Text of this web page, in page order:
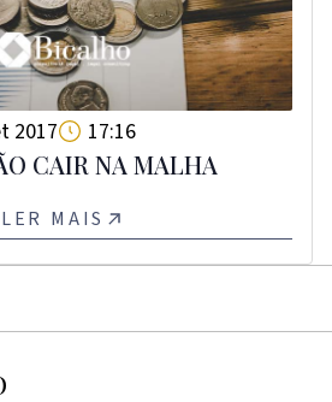
2017 17:16
CAIR NA MALHA
LER MAIS